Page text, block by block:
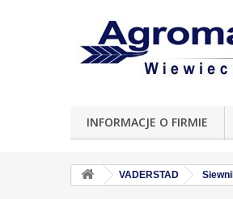
INFORMACJE O FIRMIE
VADERSTAD